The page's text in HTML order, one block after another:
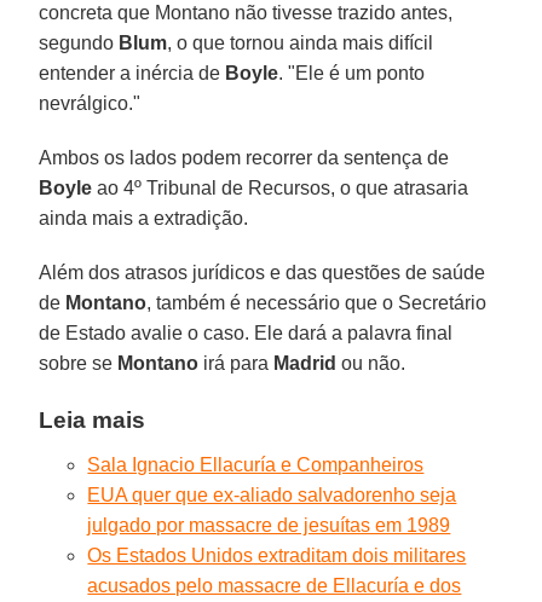
concreta que Montano não tivesse trazido antes,
segundo Blum, o que tornou ainda mais difícil
entender a inércia de Boyle. "Ele é um ponto
nevrálgico."
Ambos os lados podem recorrer da sentença de
Boyle ao 4º Tribunal de Recursos, o que atrasaria
ainda mais a extradição.
Além dos atrasos jurídicos e das questões de saúde
de Montano, também é necessário que o Secretário
de Estado avalie o caso. Ele dará a palavra final
sobre se Montano irá para Madrid ou não.
Leia mais
Sala Ignacio Ellacuría e Companheiros
EUA quer que ex-aliado salvadorenho seja
julgado por massacre de jesuítas em 1989
Os Estados Unidos extraditam dois militares
acusados pelo massacre de Ellacuría e dos